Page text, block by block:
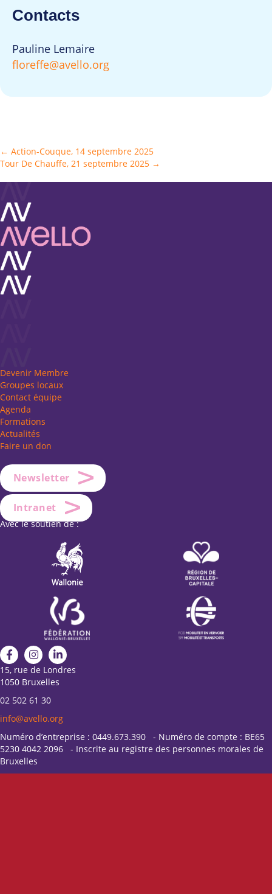
Contacts
Pauline Lemaire
floreffe@avello.org
Posts
← Action-Couque, 14 septembre 2025
Tour De Chauffe, 21 septembre 2025 →
Devenir Membre
Groupes locaux
Contact équipe
Agenda
Formations
Actualités
Faire un don
Newsletter
Intranet
Avec le soutien de :
15, rue de Londres
1050 Bruxelles
02 502 61 30
info@avello.org
Numéro d’entreprise : 0449.673.390 - Numéro de compte : BE65
5230 4042 2096 - Inscrite au registre des personnes morales de
Bruxelles